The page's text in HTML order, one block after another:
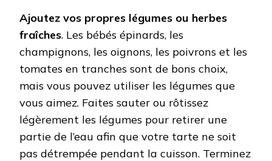
Ajoutez vos propres légumes ou herbes
fraîches. Les bébés épinards, les
champignons, les oignons, les poivrons et les
tomates en tranches sont de bons choix,
mais vous pouvez utiliser les légumes que
vous aimez. Faites sauter ou rôtissez
légèrement les légumes pour retirer une
partie de l’eau afin que votre tarte ne soit
pas détrempée pendant la cuisson. Terminez